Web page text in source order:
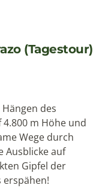
(Tagestour)
des
m Höhe und
Wege durch
Ausblicke auf
Gipfel der
erspähen!